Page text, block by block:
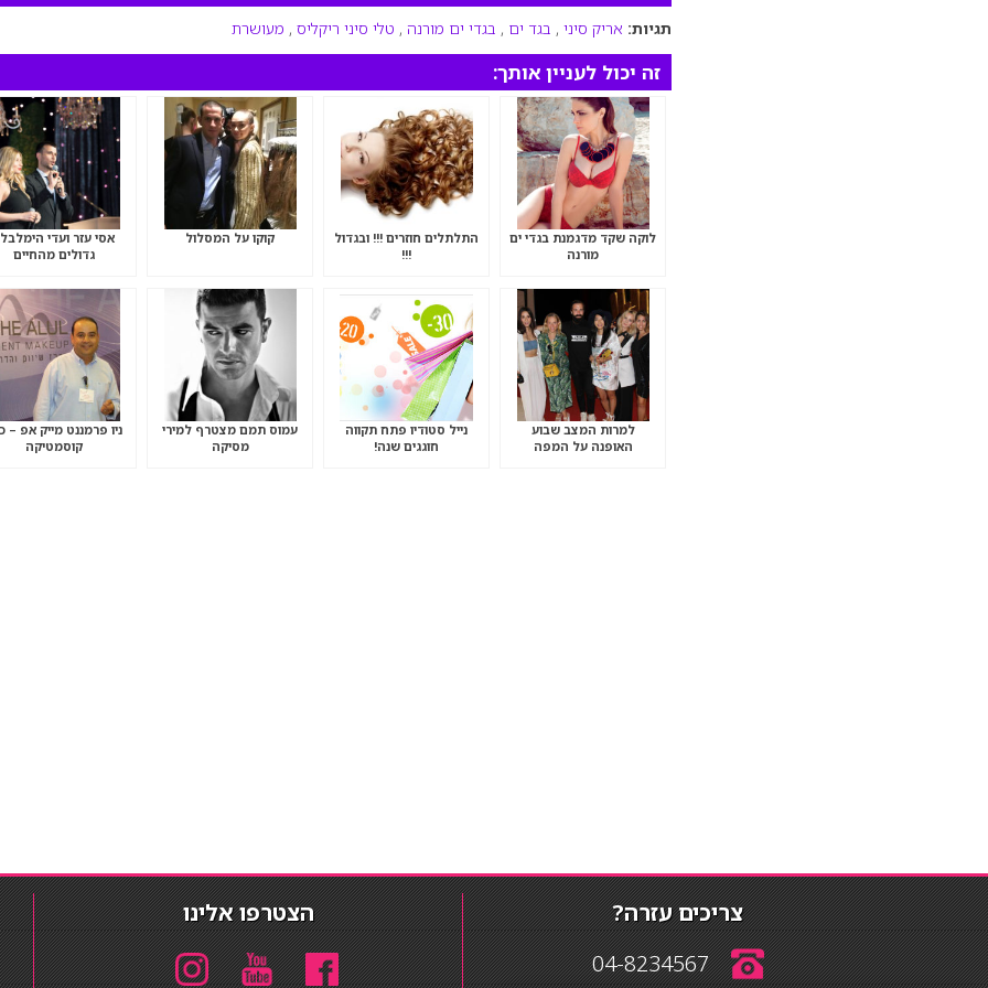
תגיות: אריק סיני , בגד ים , בגדי ים מורנה , טלי סיני ריקליס , מעושרת
זה יכול לעניין אותך:
לוקה שקד מדגמנת בגדי ים
מורנה
התלתלים חוזרים !!! ובגדול
!!!
קוקו על המסלול
אסי עזר ועדי
גדולים מהחיים
למרות המצב שבוע
האופנה על המפה
נייל סטודיו פתח תקווה
חוגגים שנה!
עמוס תמם מצטרף למירי
מסיקה
ניו פרמננט מייק אפ –
קוסמטיקה
צריכים עזרה?
04-8234567
הצטרפו אלינו